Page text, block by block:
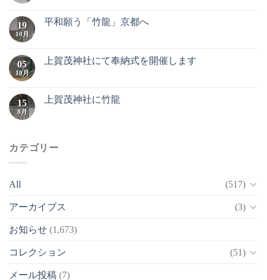
19
10月
平和願う「竹龍」京都へ
05
10月
上賀茂神社にて奉納式を開催します
15
8月
上賀茂神社に竹龍
カテゴリー
All (517)
アーカイブス (3)
お知らせ (1,673)
コレクション (51)
メール投稿 (7)